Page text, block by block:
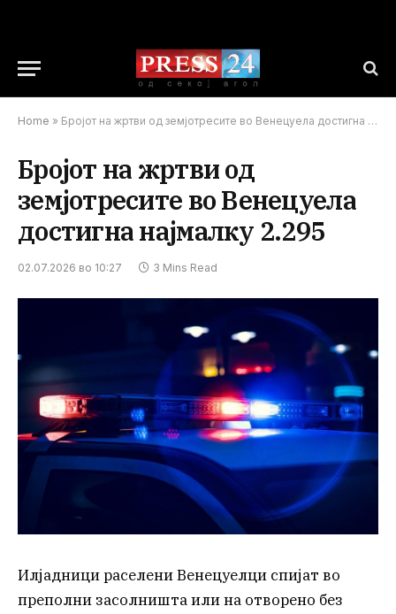
Home » Бројот на жртви од земјотресите во Венецуела достигна најмалку 2.295
Бројот на жртви од
земјотресите во Венецуела
достигна најмалку 2.295
02.07.2026 во 10:27 3 Mins Read
Илјадници раселени Венецуелци спијат во
преполни засолништа или на отворено без